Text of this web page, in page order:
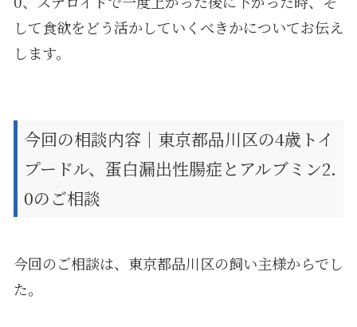
して食欲をどう活かしていくべきかについてお伝え
します。
今回の相談内容｜東京都品川区の4歳トイ
プードル、蛋白漏出性腸症とアルブミン2.
0のご相談
今回のご相談は、東京都品川区の飼い主様からでし
た。